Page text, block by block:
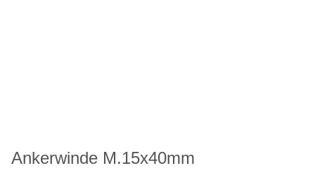
Ankerwinde M.15x40mm